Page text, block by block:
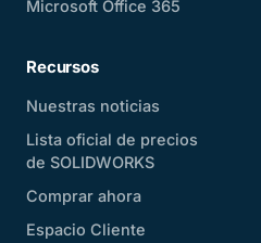
Microsoft Office 365
Recursos
Nuestras noticias
Lista oficial de precios
de SOLIDWORKS
Comprar ahora
Espacio Cliente